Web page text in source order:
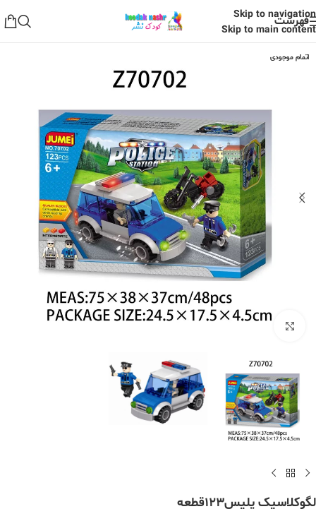
Skip to navigation
Skip to main content
فهرست
اتمام موجودی
لگوکلاسیک پلیس۱۲۳قطعه